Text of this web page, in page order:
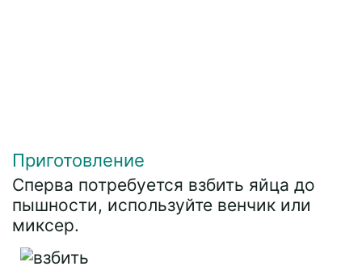
Приготовление
Сперва потребуется взбить яйца до
пышности, используйте венчик или
миксер.